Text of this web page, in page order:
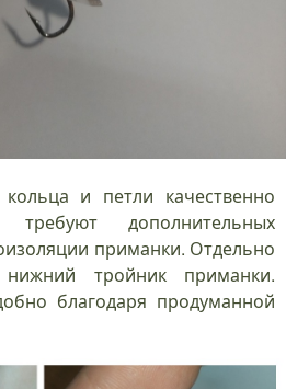
и петли качественно
дополнительных
приманки. Отдельно
тройник приманки.
благодаря продуманной